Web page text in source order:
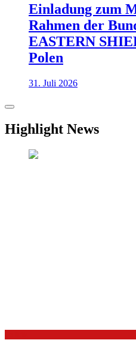
Einladung zum
Rahmen der
EASTERN
Polen
31. Juli 2026
Highlight News